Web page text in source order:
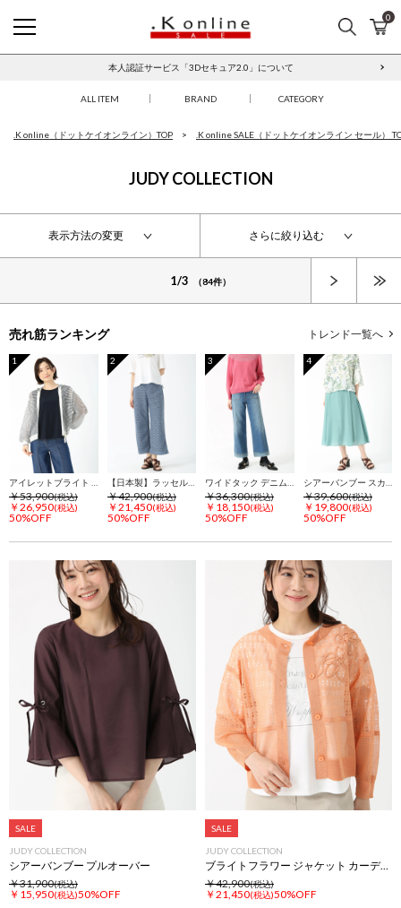
検索 カ
0
本人認証サービス「3Dセキュア2.0」について
ALL ITEM BRAND CATEGORY
.K online（ドットケイオンライン）TOP .K online SALE（ドットケイオンライン セール）
JUDY COLLECTION
表示方法の変更 さらに絞り込む
1/3 （84件）
売れ筋ランキング トレンド一覧へ
1
￥53,900(税込)
￥26,950(税込)
50%OFF
2
【日本製】ラッセルレース パンツ
￥42,900(税込)
￥21,450(税込)
50%OFF
3
￥36,300(税込)
￥18,150(税込)
50%OFF
4
￥39,600(税込)
￥19,800(税込)
50%OFF
SALE
JUDY COLLECTION
シアーバンブー プルオーバー
￥31,900(税込)
￥15,950(税込)50%OFF
SALE
JUDY COLLECTION
ブライトフラワー ジャケット カーディガン
￥42,900(税込)
￥21,450(税込)50%OFF